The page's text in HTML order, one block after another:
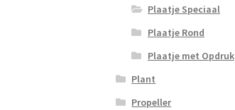
Plaatje Speciaal
Plaatje Rond
Plaatje met Opdruk
Plant
Propeller